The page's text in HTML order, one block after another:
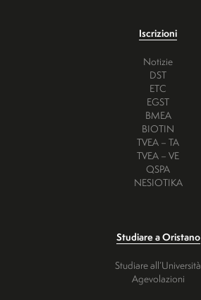
Iscrizioni
Notizie
DST
ETC
EGST
BMEA
BIOTIN
TVEA – TA
TVEA – VE
QSPA
NESIOTIKA
Studiare a Oristano
Studiare all’Università
Agevolazioni